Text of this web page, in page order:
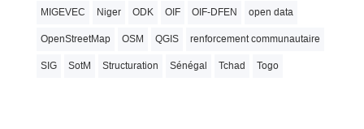
MIGEVEC Niger ODK OIF OIF-DFEN open data
OpenStreetMap OSM QGIS renforcement communautaire
SIG SotM Structuration Sénégal Tchad Togo